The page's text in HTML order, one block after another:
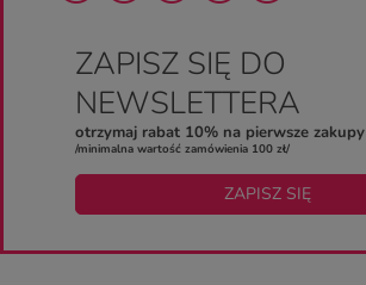
ZAPISZ SIĘ DO
NEWSLETTERA
otrzymaj rabat 10% na pierwsze zakupy
/minimalna wartość zamówienia 100 zł/
ZAPISZ SIĘ